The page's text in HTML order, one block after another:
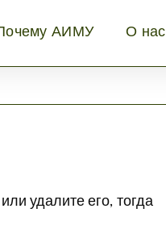
АИМУ О нас
удалите его, тогда